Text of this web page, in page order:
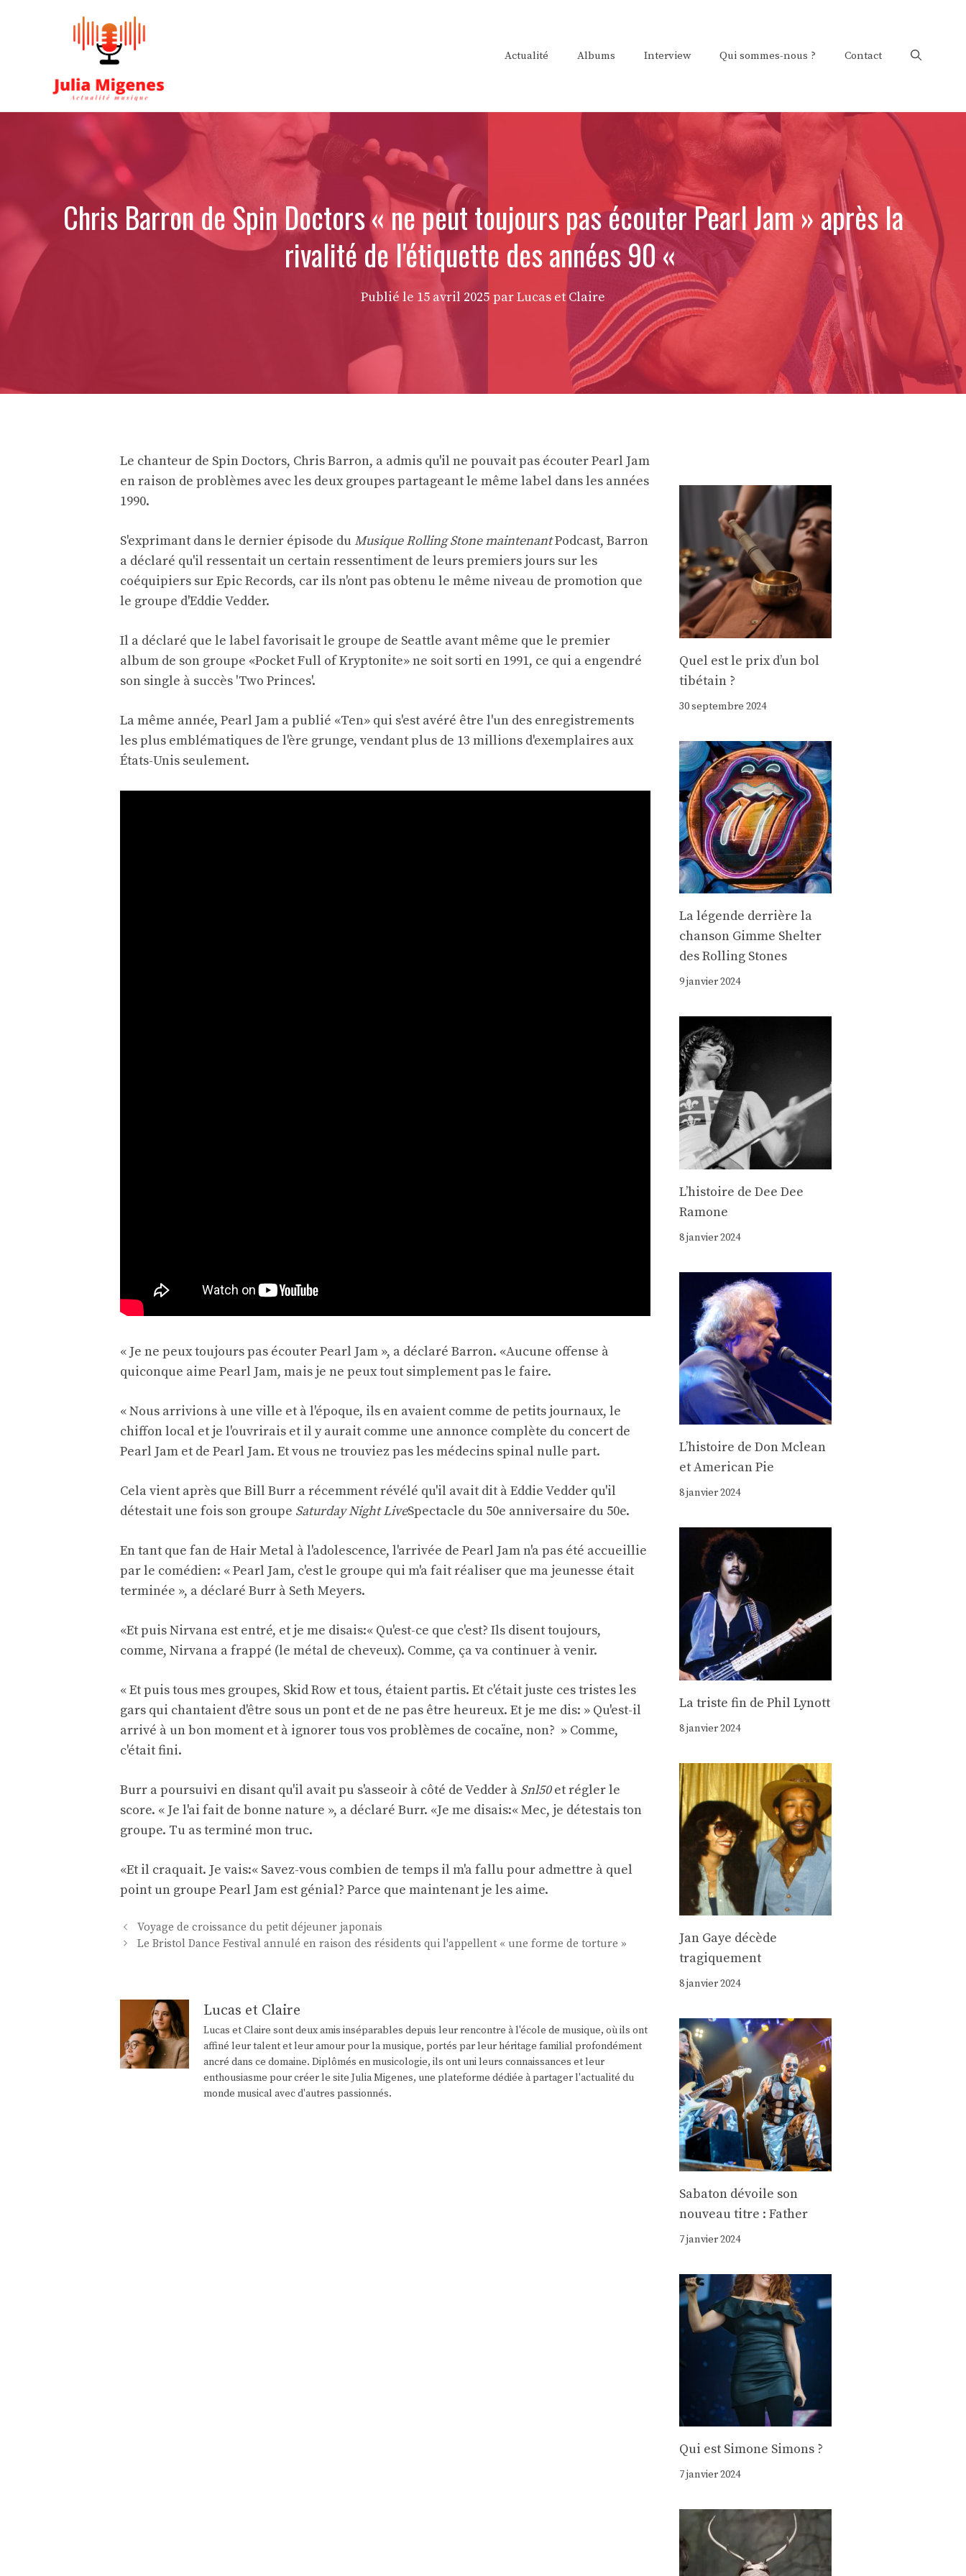
Actualité Albums Interview Qui sommes-nous ? Contact
Chris Barron de Spin Doctors « ne peut toujours pas écouter Pearl Jam » après la
rivalité de l'étiquette des années 90 «
Publié le 15 avril 2025 par Lucas et Claire
Le chanteur de Spin Doctors, Chris Barron, a admis qu'il ne pouvait pas écouter Pearl Jam
en raison de problèmes avec les deux groupes partageant le même label dans les années
1990.
S'exprimant dans le dernier épisode du Musique Rolling Stone maintenantPodcast, Barron
a déclaré qu'il ressentait un certain ressentiment de leurs premiers jours sur les
coéquipiers sur Epic Records, car ils n'ont pas obtenu le même niveau de promotion que
le groupe d'Eddie Vedder.
Il a déclaré que le label favorisait le groupe de Seattle avant même que le premier
album de son groupe «Pocket Full of Kryptonite» ne soit sorti en 1991, ce qui a engendré
son single à succès 'Two Princes'.
La même année, Pearl Jam a publié «Ten» qui s'est avéré être l'un des enregistrements
les plus emblématiques de l'ère grunge, vendant plus de 13 millions d'exemplaires aux
États-Unis seulement.
« Je ne peux toujours pas écouter Pearl Jam », a déclaré Barron. «Aucune offense à
quiconque aime Pearl Jam, mais je ne peux tout simplement pas le faire.
« Nous arrivions à une ville et à l'époque, ils en avaient comme de petits journaux, le
chiffon local et je l'ouvrirais et il y aurait comme une annonce complète du concert de
Pearl Jam et de Pearl Jam. Et vous ne trouviez pas les médecins spinal nulle part.
Cela vient après que Bill Burr a récemment révélé qu'il avait dit à Eddie Vedder qu'il
détestait une fois son groupe Saturday Night LiveSpectacle du 50e anniversaire du 50e.
En tant que fan de Hair Metal à l'adolescence, l'arrivée de Pearl Jam n'a pas été accueillie
par le comédien: « Pearl Jam, c'est le groupe qui m'a fait réaliser que ma jeunesse était
terminée », a déclaré Burr à Seth Meyers.
«Et puis Nirvana est entré, et je me disais:« Qu'est-ce que c'est? Ils disent toujours,
comme, Nirvana a frappé (le métal de cheveux). Comme, ça va continuer à venir.
« Et puis tous mes groupes, Skid Row et tous, étaient partis. Et c'était juste ces tristes les
gars qui chantaient d'être sous un pont et de ne pas être heureux. Et je me dis: » Qu'est-il
arrivé à un bon moment et à ignorer tous vos problèmes de cocaïne, non? » Comme,
c'était fini.
Burr a poursuivi en disant qu'il avait pu s'asseoir à côté de Vedder à Snl50et régler le
score. « Je l'ai fait de bonne nature », a déclaré Burr. «Je me disais:« Mec, je détestais ton
groupe. Tu as terminé mon truc.
«Et il craquait. Je vais:« Savez-vous combien de temps il m'a fallu pour admettre à quel
point un groupe Pearl Jam est génial? Parce que maintenant je les aime.
Navigation
des
Voyage de croissance du petit déjeuner japonais
Le Bristol Dance Festival annulé en raison des résidents qui l'appellent « une forme de torture »
Lucas et Claire
Lucas et Claire sont deux amis inséparables depuis leur rencontre à l'école de musique, où ils ont
affiné leur talent et leur amour pour la musique, portés par leur héritage familial profondément
ancré dans ce domaine. Diplômés en musicologie, ils ont uni leurs connaissances et leur
enthousiasme pour créer le site Julia Migenes, une plateforme dédiée à partager l'actualité du
monde musical avec d'autres passionnés.
Quel est le prix d’un bol
tibétain ?
30 septembre 2024
La légende derrière la
chanson Gimme Shelter
des Rolling Stones
9 janvier 2024
Lʼhistoire de Dee Dee
Ramone
8 janvier 2024
Lʼhistoire de Don Mclean
et American Pie
8 janvier 2024
La triste fin de Phil Lynott
8 janvier 2024
Jan Gaye décède
tragiquement
8 janvier 2024
Sabaton dévoile son
nouveau titre : Father
7 janvier 2024
Qui est Simone Simons ?
7 janvier 2024